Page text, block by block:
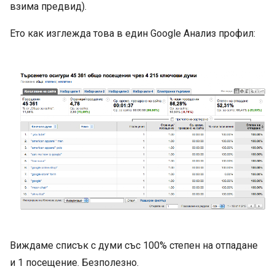
взима предвид).
Ето как изглежда това в един Google Анализ профил:
Виждаме списък с думи със 100% степен на отпадане
и 1 посещение. Безполезно.